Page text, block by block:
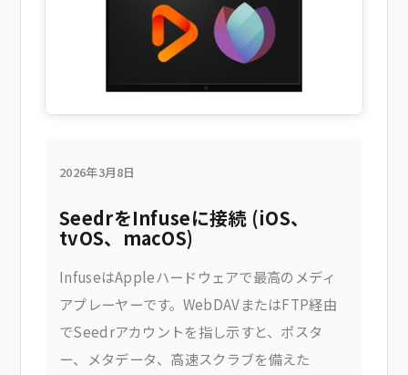
2026年3月8日
SeedrをInfuseに接続 (iOS、
tvOS、macOS)
InfuseはAppleハードウェアで最高のメディ
アプレーヤーです。WebDAVまたはFTP経由
でSeedrアカウントを指し示すと、ポスタ
ー、メタデータ、高速スクラブを備えた